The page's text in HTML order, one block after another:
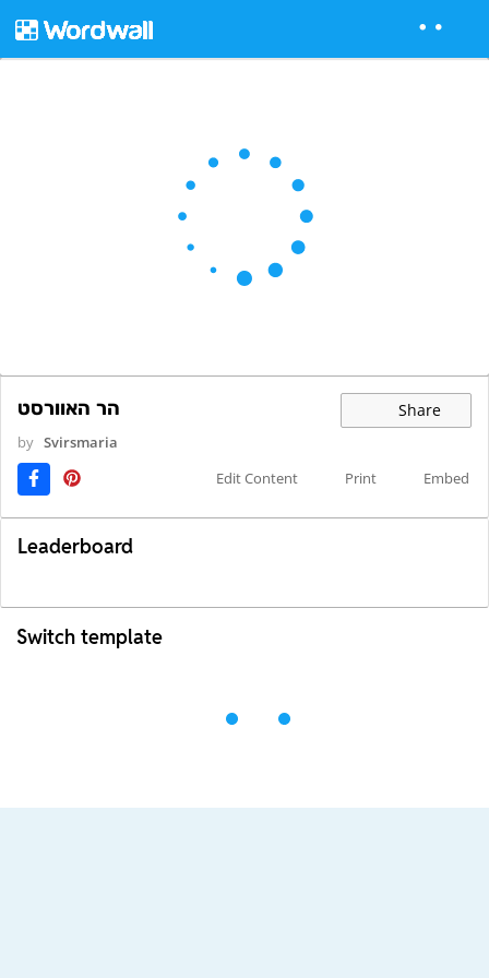
הר האוורסט Share
by Svirsmaria
Edit Content
Print Embed
Leaderboard
Switch template